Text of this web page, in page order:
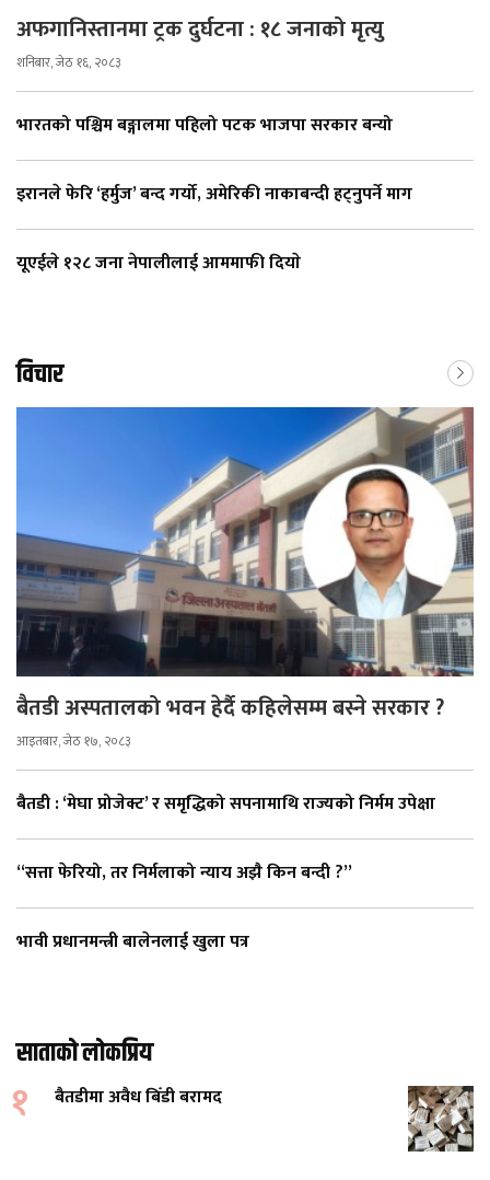
अफगानिस्तानमा ट्रक दुर्घटना : १८ जनाको मृत्यु
शनिबार, जेठ १६, २०८३
भारतको पश्चिम बङ्गालमा पहिलो पटक भाजपा सरकार बन्यो
इरानले फेरि ‘हर्मुज’ बन्द गर्यो, अमेरिकी नाकाबन्दी हट्नुपर्ने माग
यूएईले १२८ जना नेपालीलाई आममाफी दियाे
विचार
बैतडी अस्पतालको भवन हेर्दै कहिलेसम्म बस्ने सरकार ?
आइतबार, जेठ १७, २०८३
बैतडी : ‘मेघा प्रोजेक्ट’ र समृद्धिको सपनामाथि राज्यको निर्मम उपेक्षा
“सत्ता फेरियो, तर निर्मलाको न्याय अझै किन बन्दी ?”
भावी प्रधानमन्त्री बालेनलाई खुला पत्र
साताको लोकप्रिय
१ बैतडीमा अवैध बिँडी बरामद